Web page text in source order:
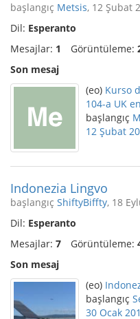
başlangıç Metsis, 12 Şubat
Dil: Esperanto
Mesajlar: 1 Görüntüleme:
Son mesaj
(eo) Kurso
104-a UK
başlangıç
12 Şubat
Indonezia Lingvo
başlangıç ShiftyBiffty, 18
Dil: Esperanto
Mesajlar: 7 Görüntüleme:
Son mesaj
(eo)
başlangıç
30 Ocak